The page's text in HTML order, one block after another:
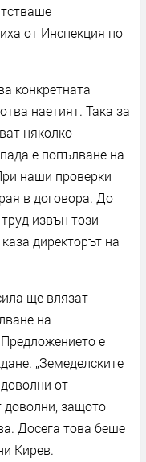
от Инспекция по
конкретната
наетият. Така за
няколко
е попълване на
наши проверки
в договора. До
извън този
директорът на
ще влязат
на
е
„Земеделските
от
доволни, защото
Досега това беше
Кирев.